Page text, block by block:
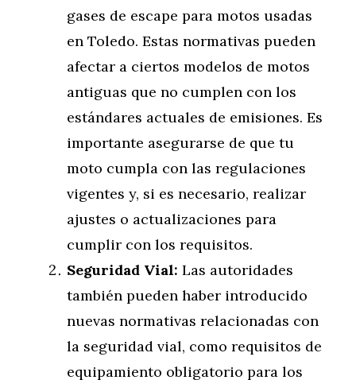
gases de escape para motos usadas
en Toledo. Estas normativas pueden
afectar a ciertos modelos de motos
antiguas que no cumplen con los
estándares actuales de emisiones. Es
importante asegurarse de que tu
moto cumpla con las regulaciones
vigentes y, si es necesario, realizar
ajustes o actualizaciones para
cumplir con los requisitos.
Seguridad Vial: Las autoridades
también pueden haber introducido
nuevas normativas relacionadas con
la seguridad vial, como requisitos de
equipamiento obligatorio para los